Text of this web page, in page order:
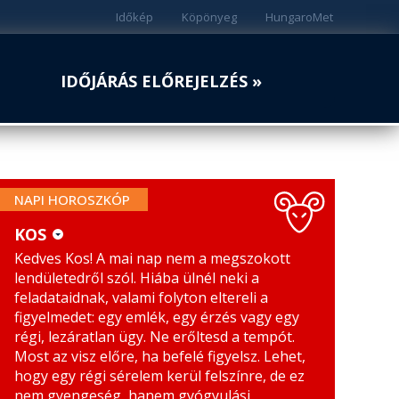
HungaroMet
Köpönyeg
Időkép
IDŐJÁRÁS ELŐREJELZÉS »
NAPI HOROSZKÓP
KOS
BIKA
IKREK
RÁK
MÉRLEG
SKORPIÓ
NYILAS
BAK
KOS
Kedves Kos! A mai nap nem a megszokott
lendületedről szól. Hiába ülnél neki a
feladataidnak, valami folyton eltereli a
figyelmedet: egy emlék, egy érzés vagy egy
régi, lezáratlan ügy. Ne erőltesd a tempót.
Most az visz előre, ha befelé figyelsz. Lehet,
hogy egy régi sérelem kerül felszínre, de ez